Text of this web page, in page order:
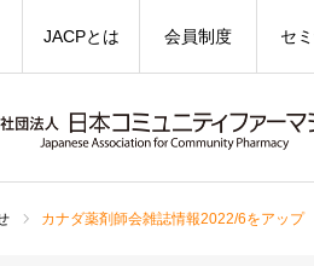
JACPとは 会員制度 セ
カナダ薬剤師会雑誌情報2022/6をアップ